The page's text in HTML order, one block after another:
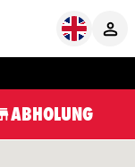
ABHOLUNG